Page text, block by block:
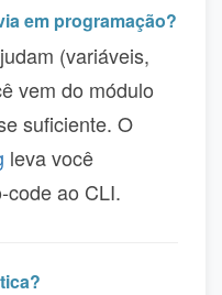
em programação?
(variáveis,
vem do módulo
suficiente. O
leva você
code ao CLI.